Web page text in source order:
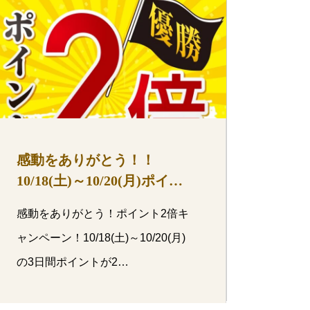
感動をありがとう！！
10/18(土)～10/20(月)ポイン
感動をありがとう！ポイント2倍キ
ャンペーン！10/18(土)～10/20(月)
の3日間ポイントが2…